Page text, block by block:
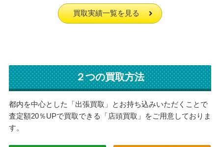
買取実績一覧を見る
２つの買取方法
都内を中心とした「出張買取」とお持ち込みいただくことで
査定額20％UPで買取できる「店頭買取」をご用意しておりま
す。